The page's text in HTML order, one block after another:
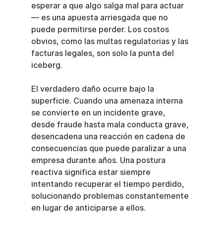
esperar a que algo salga mal para actuar
— es una apuesta arriesgada que no
puede permitirse perder. Los costos
obvios, como las multas regulatorias y las
facturas legales, son solo la punta del
iceberg.
El verdadero daño ocurre bajo la
superficie. Cuando una amenaza interna
se convierte en un incidente grave,
desde fraude hasta mala conducta grave,
desencadena una reacción en cadena de
consecuencias que puede paralizar a una
empresa durante años. Una postura
reactiva significa estar siempre
intentando recuperar el tiempo perdido,
solucionando problemas constantemente
en lugar de anticiparse a ellos.